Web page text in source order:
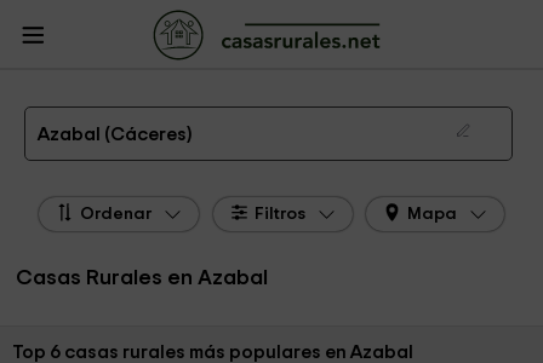
Casas Rurales
Rurales Cáceres
Casas Rurales Azabal
Las 6 mejores casas rurales en Azabal de 2026
Azabal (Cáceres)
Ordenar Filtros Mapa
Casas Rurales en Azabal
Ordenar por:
Top 6 casas rurales más populares en Azabal